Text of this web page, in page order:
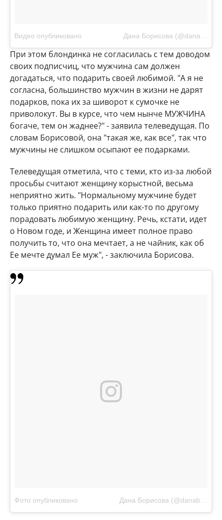
Видео опубликовано ⠀⠀⠀⠀⠀⠀⠀⠀Дана Борисова (@danaborisova_official)
При этом блондинка не согласилась с тем доводом
своих подписчиц, что мужчина сам должен
догадаться, что подарить своей любимой. "А я не
согласна, большинство мужчин в жизни не дарят
подарков, пока их за шиворот к сумочке не
приволокут. Вы в курсе, что чем нынче МУЖЧИНА
богаче, тем он жаднее?" - заявила телеведущая. По
словам Борисовой, она "такая же, как все", так что
мужчины не слишком осыпают ее подарками.
Телеведущая отметила, что с теми, кто из-за любой
просьбы считают женщину корыстной, весьма
неприятно жить. "Нормальному мужчине будет
только приятно подарить или как-то по другому
порадовать любимую женщину. Речь, кстати, идет
о Новом годе, и Женщина имеет полное право
получить то, что она мечтает, а не чайник, как об
Ее мечте думал Ее муж", - заключила Борисова.
Фото опубликовано ⠀⠀⠀⠀⠀⠀⠀⠀Дана Борисова (@danaborisova_official)